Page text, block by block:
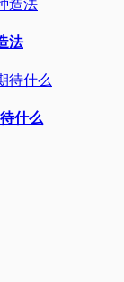
法
什么